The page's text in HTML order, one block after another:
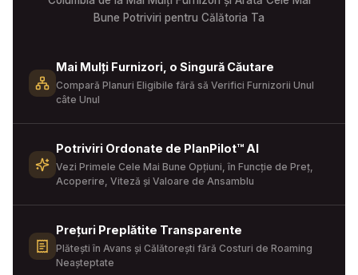
Bune Potriviri pentru Călătoria Ta
Mai Mulți Furnizori, o Singură Căutare
Compară Planuri Eligibile fără să Verifici Furnizorii Unul
câte Unul
Potriviri Ordonate de PlanPilot™ AI
Vezi Primele Cele Mai Bune Opțiuni, în Funcție de Preț,
Acoperire, Viteză și Valoare de Ansamblu
Prețuri Preplătite Transparente
Plătești în Avans și Călătorești fără Costuri de Roaming
Neașteptate